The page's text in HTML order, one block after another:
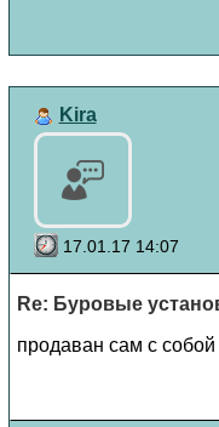
Kira
17.01.17 14:07
Re: Буровые
продаван сам с